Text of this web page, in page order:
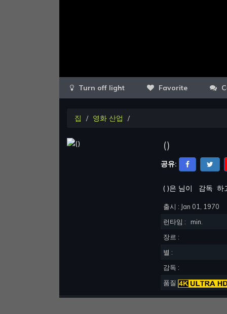
Favorite
집 영화 산업
()
공유:
( )은 님이 감독 하
출시 : Jan 01, 1970
런타임 :
min.
장르 :
별 :
감독 :
품질